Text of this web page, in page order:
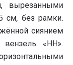
вырезанными
см, без рамки.
сиянием
«НН».